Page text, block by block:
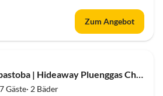
Zum Angebot
Apartment 1114 Obastoba | Hideaway Pluenggas Chalets
Gäste· 2 Bäder